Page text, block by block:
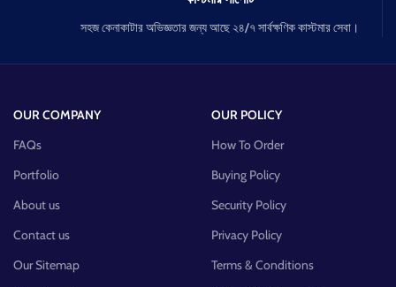
সহজ কেনাকাটার অভিজ্ঞতার জন্য আছে ২৪/৭ সার্বক্ষণিক কাস্টমার সেবা।
OUR COMPANY
FAQs
Portfolio
About us
Contact us
Our Sitemap
OUR POLICY
How To Order
Buying Policy
Security Policy
Privacy Policy
Terms & Conditions